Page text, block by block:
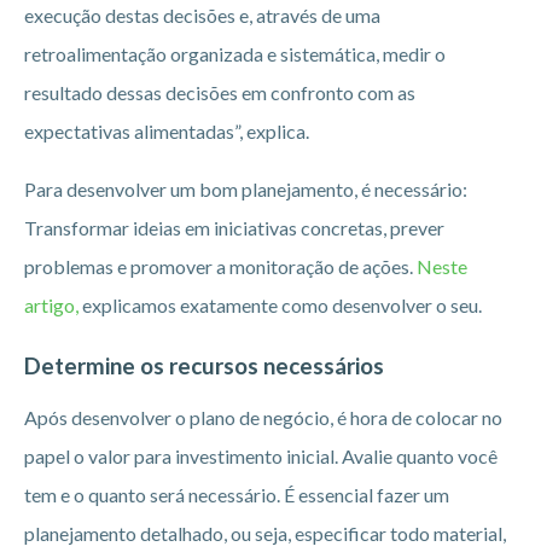
execução destas decisões e, através de uma
retroalimentação organizada e sistemática, medir o
resultado dessas decisões em confronto com as
expectativas alimentadas”, explica.
Para desenvolver um bom planejamento, é necessário:
Transformar ideias em iniciativas concretas, prever
problemas e promover a monitoração de ações. Neste
artigo,explicamos exatamente como desenvolver o seu.
Determine os recursos necessários
Após desenvolver o plano de negócio, é hora de colocar no
papel o valor para investimento inicial. Avalie quanto você
tem e o quanto será necessário. É essencial fazer um
planejamento detalhado, ou seja, especificar todo material,